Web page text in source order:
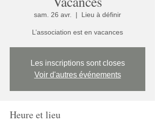
sam. 26 avr.
  |
Lieu à définir
L’association est en vacances
Les inscriptions sont closes
Voir d'autres événements
Heure et lieu